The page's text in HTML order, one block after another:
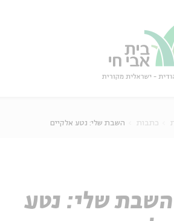
כתבות השבת שלי: נטע אלקיים
השבת שלי: נטע